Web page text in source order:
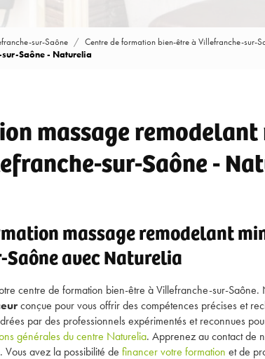
sur-Saône
Centre de formation bien-être à Villefranche-sur-
Saône - Naturelia
massage remodelant
sur-Saône -
massage remodelant
avec Naturelia
centre de formation bien-être à Villefranche-sur-Saône.
conçue pour vous offrir des compétences précises et
par des professionnels expérimentés et reconnues
générales du centre Naturelia. Apprenez au contact de
. Vous avez la possibilité de financer votre formation et de